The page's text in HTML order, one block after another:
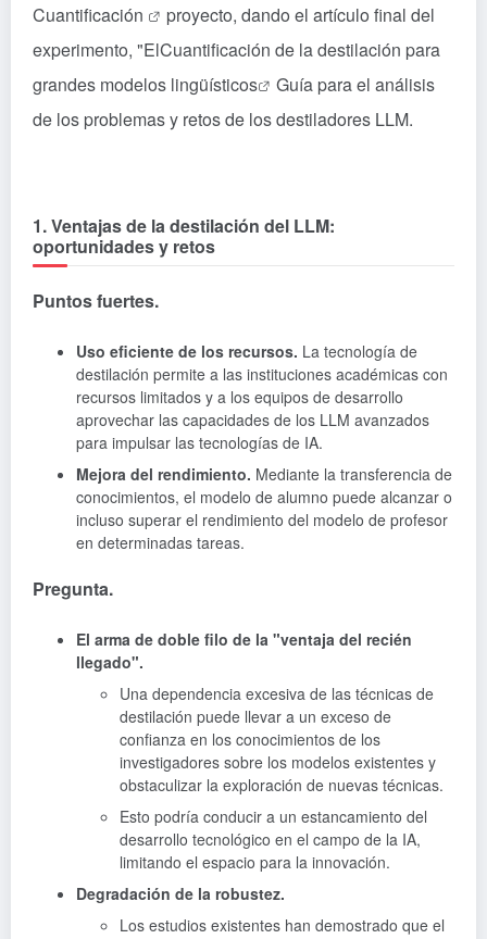
Cuantificación
proyecto, dando el artículo final del
experimento, "ElCuantificación de la destilación para
grandes modelos lingüísticos
Guía para el análisis
de los problemas y retos de los destiladores LLM.
1. Ventajas de la destilación del LLM:
oportunidades y retos
Puntos fuertes.
Uso eficiente de los recursos. La tecnología de
destilación permite a las instituciones académicas con
recursos limitados y a los equipos de desarrollo
aprovechar las capacidades de los LLM avanzados
para impulsar las tecnologías de IA.
Mejora del rendimiento. Mediante la transferencia de
conocimientos, el modelo de alumno puede alcanzar o
incluso superar el rendimiento del modelo de profesor
en determinadas tareas.
Pregunta.
El arma de doble filo de la "ventaja del recién
llegado".
Una dependencia excesiva de las técnicas de
destilación puede llevar a un exceso de
confianza en los conocimientos de los
investigadores sobre los modelos existentes y
obstaculizar la exploración de nuevas técnicas.
Esto podría conducir a un estancamiento del
desarrollo tecnológico en el campo de la IA,
limitando el espacio para la innovación.
Degradación de la robustez.
Los estudios existentes han demostrado que el